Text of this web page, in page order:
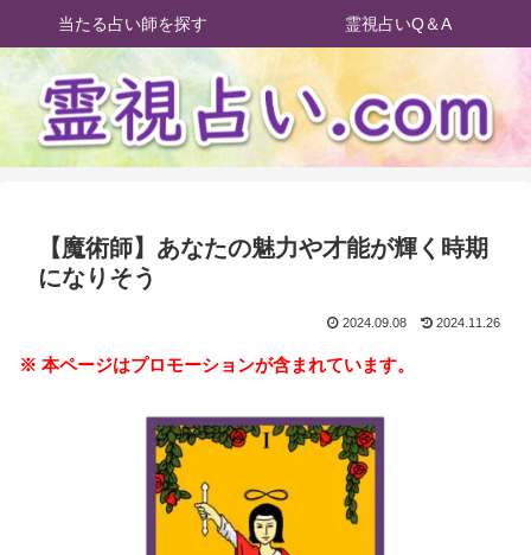
当たる占い師を探す 霊視占いQ＆A
【魔術師】あなたの魅力や才能が輝く時期
になりそう
2024.09.08 2024.11.26
※ 本ページはプロモーションが含まれています。